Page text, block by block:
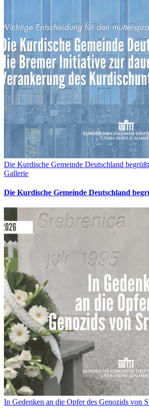
Die Kurdische Gemeinde Deutschland
Gallerie
Die Kurdische Gemeinde Deutschland
In Gedenken an die Opfer des Genozids von